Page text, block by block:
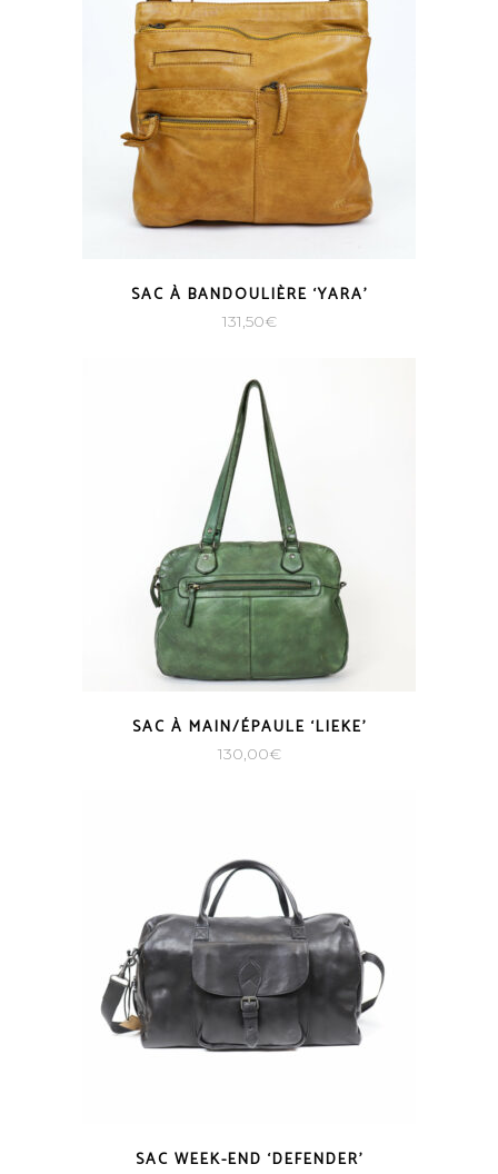
SAC À BANDOULIÈRE ‘YARA’
131,50€
SAC À MAIN/ÉPAULE ‘LIEKE’
130,00€
SAC WEEK-END ‘DEFENDER’